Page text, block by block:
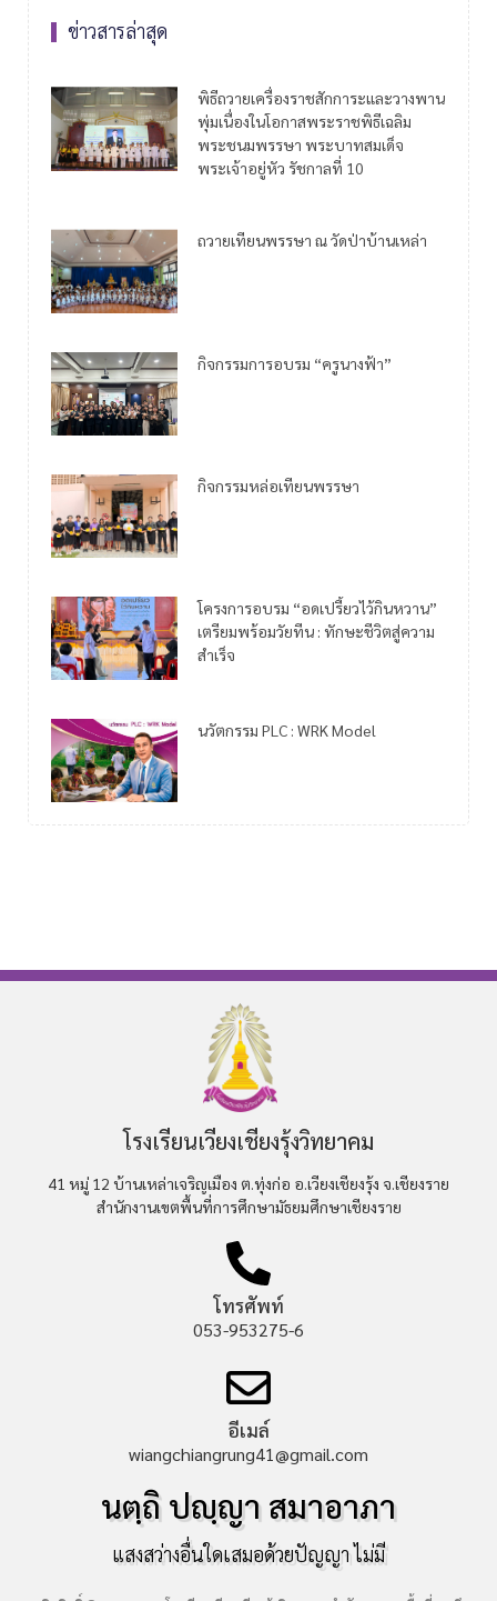
ข่าวสารล่าสุด
พิธีถวายเครื่องราชสักการะและวางพาน
พุ่มเนื่องในโอกาสพระราชพิธีเฉลิม
พระชนมพรรษา พระบาทสมเด็จ
พระเจ้าอยู่หัว รัชกาลที่ 10
ถวายเทียนพรรษา ณ วัดป่าบ้านเหล่า
กิจกรรมการอบรม “ครูนางฟ้า”
กิจกรรมหล่อเทียนพรรษา
โครงการอบรม “อดเปรี้ยวไว้กินหวาน”
เตรียมพร้อมวัยทีน : ทักษะชีวิตสู่ความ
สำเร็จ
นวัตกรรม PLC : WRK Model
โรงเรียนเวียงเชียงรุ้งวิทยาคม
41 หมู่ 12 บ้านเหล่าเจริญเมือง ต.ทุ่งก่อ อ.เวียงเชียงรุ้ง จ.เชียงราย
สำนักงานเขตพื้นที่การศึกษามัธยมศึกษาเชียงราย
โทรศัพท์
053-953275-6
อีเมล์
wiangchiangrung41@gmail.com
นตฺถิ ปญฺญา สมาอาภา
แสงสว่างอื่นใดเสมอด้วยปัญญา ไม่มี